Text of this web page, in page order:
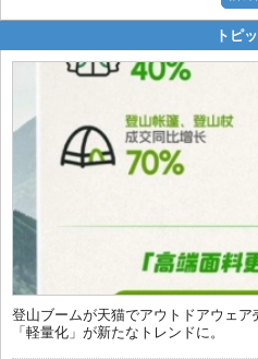
トピ
登山ブームが天猫でアウトドアウェ
「軽量化」が新たなトレンドに。